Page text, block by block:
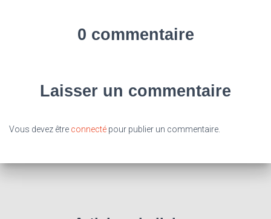
0 commentaire
Laisser un commentaire
Vous devez être connecté pour publier un commentaire.